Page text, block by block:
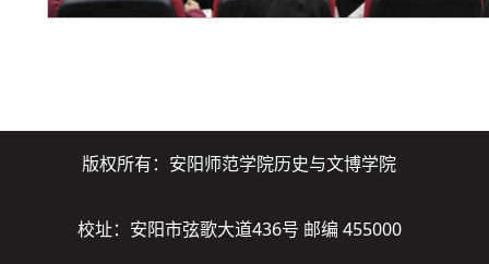
版权所有：安阳师范学院历史与文博学院
校址：安阳市弦歌大道436号 邮编 455000